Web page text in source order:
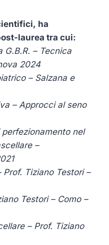
ha
laurea tra cui:
G.B.R. – Tecnica
2024
– Salzana e
– Approcci al seno
perfezionamento nel
–
Tiziano Testori –
Testori – Como –
– Prof. Tiziano